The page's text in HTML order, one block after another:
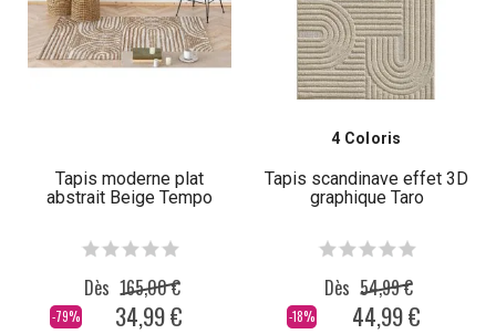
Tapis moderne plat
abstrait Beige Tempo
-79%
Dès 165,00 €
34,99 €
4 Coloris
Tapis scandinave effet 3D
graphique Taro
-18%
Dès 54,99 €
44,99 €